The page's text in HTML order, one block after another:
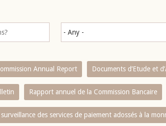
Annual Report Documents d’Etude et
Rapport annuel de la Commission Bancaire
des services de paiement adossés à la